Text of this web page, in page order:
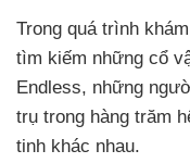
Trong quá trình
tìm kiếm những cổ
Endless, những
trụ trong hàng trăm
tinh khác nhau.